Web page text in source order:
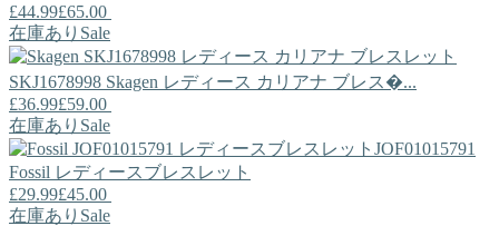
£44.99£65.00
在庫あり Sale
SKJ1678998 Skagen レディース カリアナ ブレス�...
£36.99£59.00
在庫あり Sale
JOF01015791
Fossil レディースブレスレット
£29.99£45.00
在庫あり Sale